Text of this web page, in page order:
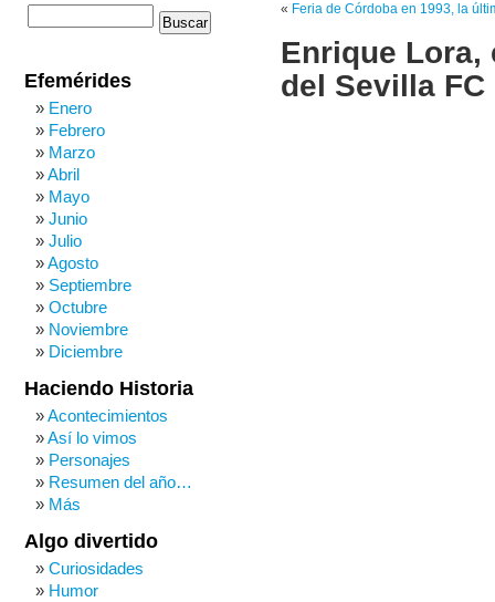
« Feria de Córdoba en 1993, la
Enrique Lora,
del Sevilla FC
Efemérides
Enero
Febrero
Marzo
Abril
Mayo
Junio
Julio
Agosto
Septiembre
Octubre
Noviembre
Diciembre
Haciendo Historia
Acontecimientos
Así lo vimos
Personajes
Resumen del año…
Más
Algo divertido
Curiosidades
Humor